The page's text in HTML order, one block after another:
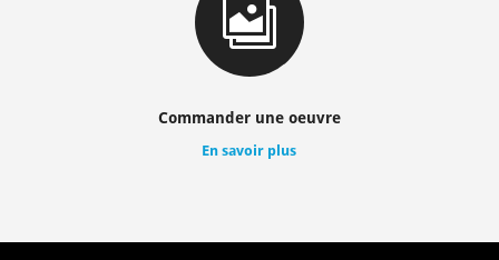

Commander une oeuvre
En savoir plus